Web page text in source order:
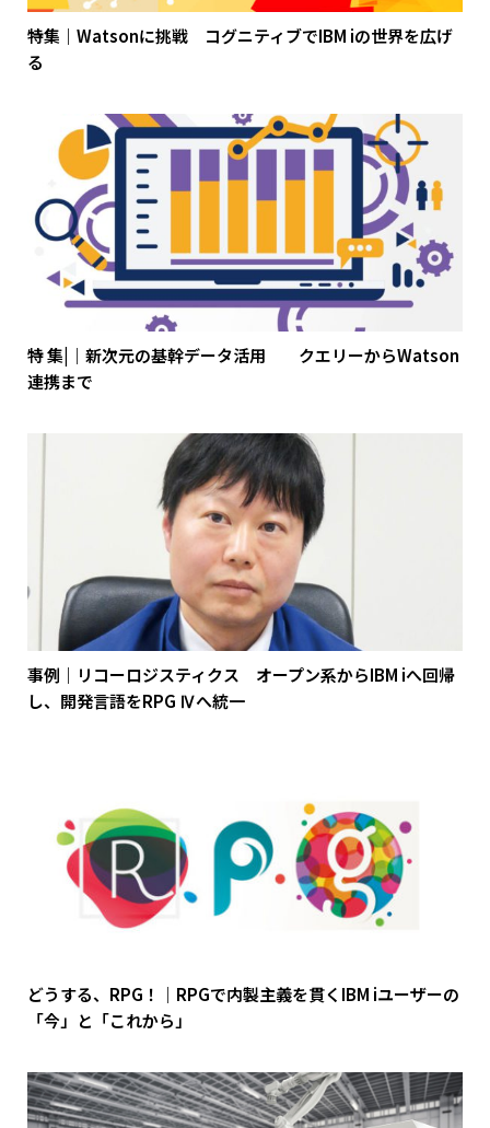
特集｜Watsonに挑戦 コグニティブでIBM iの世界を広げ
る
特 集|｜新次元の基幹データ活用 クエリーからWatson
連携まで
事例｜リコーロジスティクス オープン系からIBM iへ回帰
し、開発言語をRPG Ⅳへ統一
どうする、RPG！｜RPGで内製主義を貫くIBM iユーザーの
「今」と「これから」